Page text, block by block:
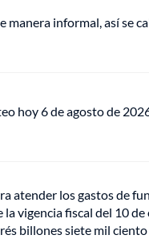
manera informal, así se
hoy 6 de agosto de
atender los gastos de
vigencia fiscal del 10
billones siete mil